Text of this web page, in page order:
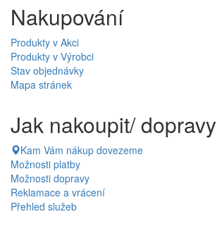
Nakupování
Produkty v Akci
Produkty v Výrobci
Stav objednávky
Mapa stránek
Jak nakoupit/ dopravy
Kam Vám nákup dovezeme
Možnosti platby
Možnosti dopravy
Reklamace a vrácení
Přehled služeb